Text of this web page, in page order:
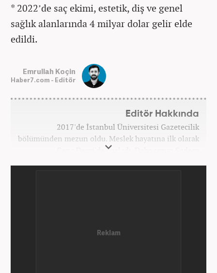
* 2022’de saç ekimi, estetik, diş ve genel
sağlık alanlarında 4 milyar dolar gelir elde
edildi.
Emrullah Koçin
Haber7.com - Editör
Editör Hakkında
2017'de İstanbul Üniversitesi Gazetecilik
bölümünden mezun oldu. Meslek hayatına ilk olarak
Genç Dergi'de başladı. Daha sonra Sadece